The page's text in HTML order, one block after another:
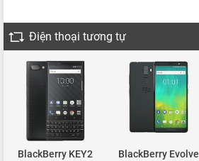
Điện thoại tương tự
BlackBerry KEY2 BlackBerry Evolve